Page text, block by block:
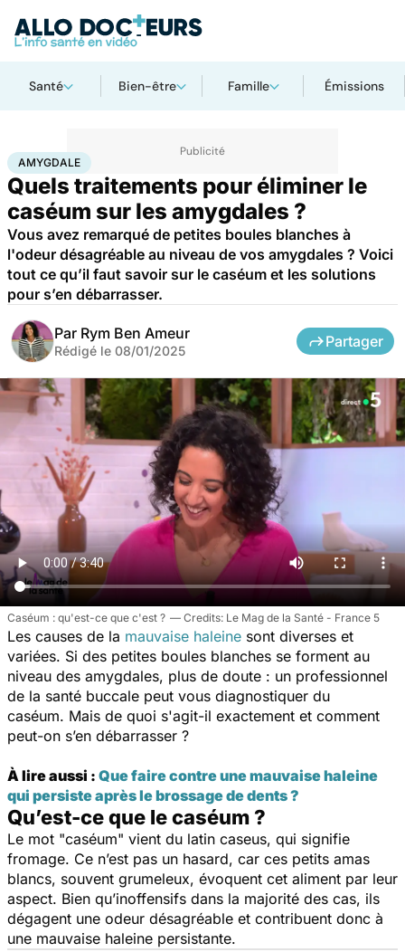
Santé Bien-être Famille Émissions
AccueilSanté Amygdale
AMYGDALE
Quels traitements pour éliminer le
caséum sur les amygdales ?
Vous avez remarqué de petites boules blanches à
l'odeur désagréable au niveau de vos amygdales ? Voici
tout ce qu’il faut savoir sur le caséum et les solutions
pour s’en débarrasser.
Par Rym Ben Ameur
Rédigé le 08/01/2025
Partager
Caséum : qu'est-ce que c'est ? Le Mag de la Santé - France 5
Les causes de la mauvaise haleine sont diverses et
variées. Si des petites boules blanches se forment au
niveau des amygdales, plus de doute : un professionnel
de la santé buccale peut vous diagnostiquer du
caséum. Mais de quoi s'agit-il exactement et comment
peut-on s’en débarrasser ?
À lire aussi : Que faire contre une mauvaise haleine
qui persiste après le brossage de dents ?
Qu’est-ce que le caséum ?
Le mot "caséum" vient du latin caseus, qui signifie
fromage. Ce n’est pas un hasard, car ces petits amas
blancs, souvent grumeleux, évoquent cet aliment par leur
aspect. Bien qu’inoffensifs dans la majorité des cas, ils
dégagent une odeur désagréable et contribuent donc à
une mauvaise haleine persistante.